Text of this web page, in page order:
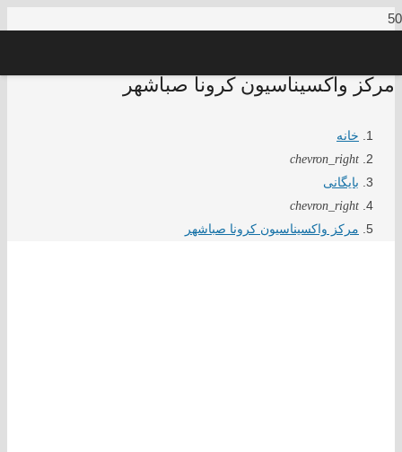
مرکز واکسیناسیون کرونا صباشهر
خانه
chevron_right
بایگانی
chevron_right
مرکز واکسیناسیون کرونا صباشهر